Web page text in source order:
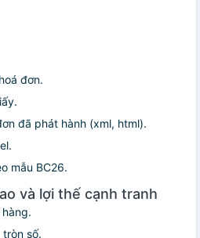
đơn.
đã phát hành (xml, html).
mẫu BC26.
và lợi thế cạnh tranh
số.